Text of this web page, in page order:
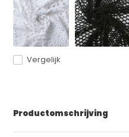
Vergelijk
Productomschrijving